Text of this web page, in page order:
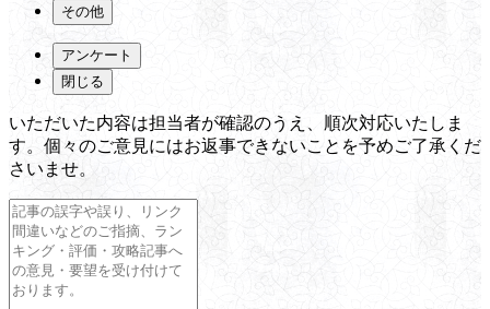
その他
アンケート
閉じる
いただいた内容は担当者が確認のうえ、順次対応いたしま
す。個々のご意見にはお返事できないことを予めご了承くだ
さいませ。